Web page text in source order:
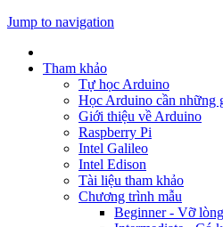
Jump to navigation
Tham khảo
Tự học Arduino
Học Arduino cần những
Giới thiệu về Arduino
Raspberry Pi
Intel Galileo
Intel Edison
Tài liệu tham khảo
Chương trình mẫu
Beginner - Vỡ lòng